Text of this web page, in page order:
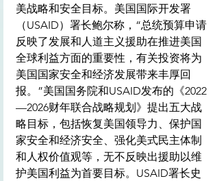
美战略和安全目标。美国国际开发署
（USAID）署长鲍尔称，“总统预算申请
反映了发展和人道主义援助在推进美国
全球利益方面的重要性，有关投资将为
美国国家安全和经济发展带来丰厚回
报。”美国国务院和USAID发布的《2022
—2026财年联合战略规划》提出五大战
略目标，包括恢复美国领导力、保护国
家安全和经济安全、强化美式民主体制
和人权价值观等，无不反映出援助以维
护美国利益为首要目标。USAID署长史